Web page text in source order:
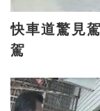
快車道驚見駕駛睡翻 雄
駕